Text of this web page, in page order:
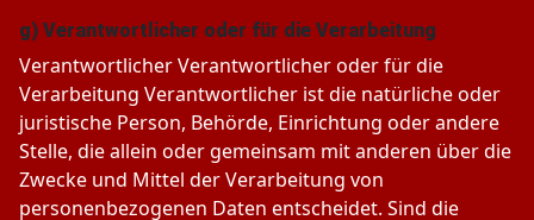
g) Verantwortlicher oder für die Verarbeitung
Verantwortlicher Verantwortlicher oder für die
Verarbeitung Verantwortlicher ist die natürliche oder
juristische Person, Behörde, Einrichtung oder andere
Stelle, die allein oder gemeinsam mit anderen über die
Zwecke und Mittel der Verarbeitung von
personenbezogenen Daten entscheidet. Sind die